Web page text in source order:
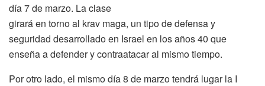
día 7 de marzo. La clase
girará en torno al krav maga, un tipo de defensa y
seguridad desarrollado en Israel en los años 40 que
enseña a defender y contraatacar al mismo tiempo.
Por otro lado, el mismo día 8 de marzo tendrá lugar la I